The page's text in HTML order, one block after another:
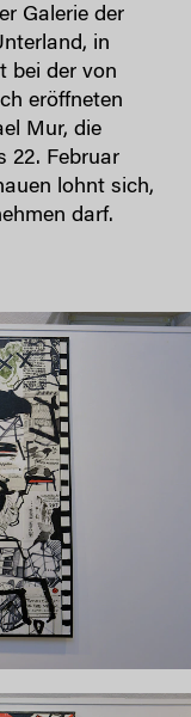
Galerie der
in
bei der von
eröffneten
Mur, die
22. Februar
lohnt sich,
darf.